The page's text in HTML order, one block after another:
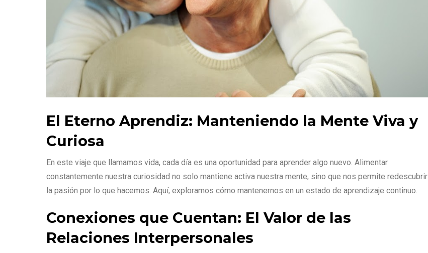
El Eterno Aprendiz: Manteniendo la Mente Viva y
Curiosa
En este viaje que llamamos vida, cada día es una oportunidad para aprender algo nuevo. Alimentar
constantemente nuestra curiosidad no solo mantiene activa nuestra mente, sino que nos permite redescubrir
la pasión por lo que hacemos. Aquí, exploramos cómo mantenernos en un estado de aprendizaje continuo.
Conexiones que Cuentan: El Valor de las
Relaciones Interpersonales